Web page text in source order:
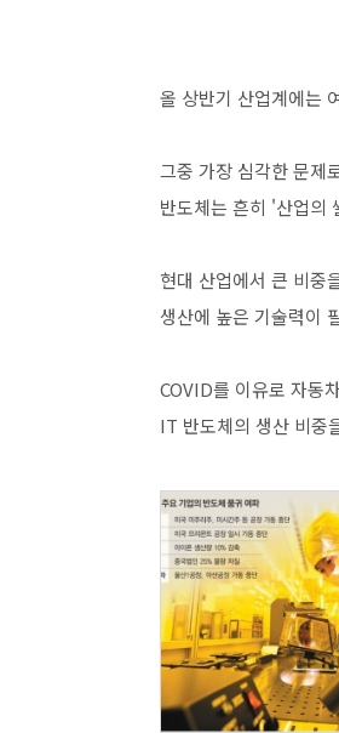
올 상반기 산업계에는
그중 가장 심각한 문제
반도체는 흔히 '산업의
현대 산업에서 큰 비중
생산에 높은 기술력이
COVID를 이유로 자동
IT 반도체의 생산 비중